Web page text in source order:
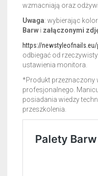
wzmacniają oraz
Uwaga: wybierając
Barw i załączonymi
https://
odbiegać od
ustawienia monitora.
*Produkt przeznaczony
profesjonalnego.
posiadania wiedzy
przeszkolenia.